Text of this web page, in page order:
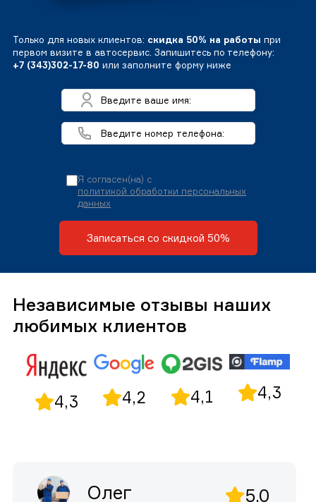
Только для новых клиентов: скидка 50% на работы при
первом визите в автосервис. Запишитесь по телефону:
+7 (343)302-17-80 или заполните форму ниже
Я согласен(на) с
политикой обработки персональных
данных
Записаться со скидкой 50%
Независимые отзывы наших
любимых клиентов
4,3 4,2 4,1 4,3
Олег 5,0